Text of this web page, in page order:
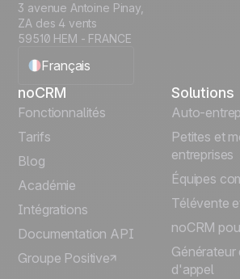
3 avenue Antoine Pinay,
ZA des 4 vents
59510 HEM - FRANCE
Français
English
Português
Italiano
Deutsch
noCRM
Fonctionnalités
Tarifs
Blog
Académie
Intégrations
Documentation API
Groupe Positive
Solutions
Auto-
Petites et
entreprises
Équipes
Télévente
noCRM
Générateur
d'appel